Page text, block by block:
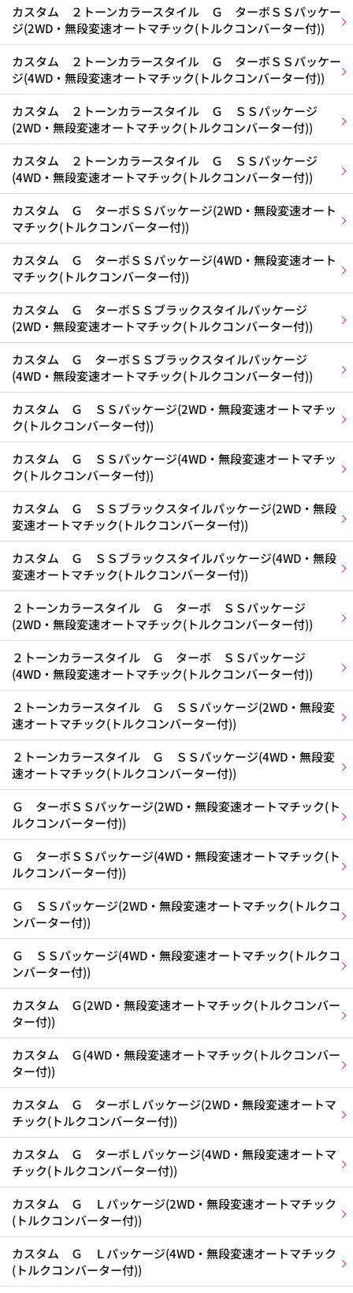
カスタム ２トーンカラースタイル Ｇ ターボＳＳパッケー
ジ(2WD・無段変速オートマチック(トルクコンバーター付))
カスタム ２トーンカラースタイル Ｇ ターボＳＳパッケー
ジ(4WD・無段変速オートマチック(トルクコンバーター付))
カスタム ２トーンカラースタイル Ｇ ＳＳパッケージ
(2WD・無段変速オートマチック(トルクコンバーター付))
カスタム ２トーンカラースタイル Ｇ ＳＳパッケージ
(4WD・無段変速オートマチック(トルクコンバーター付))
カスタム Ｇ ターボＳＳパッケージ(2WD・無段変速オート
マチック(トルクコンバーター付))
カスタム Ｇ ターボＳＳパッケージ(4WD・無段変速オート
マチック(トルクコンバーター付))
カスタム Ｇ ターボＳＳブラックスタイルパッケージ
(2WD・無段変速オートマチック(トルクコンバーター付))
カスタム Ｇ ターボＳＳブラックスタイルパッケージ
(4WD・無段変速オートマチック(トルクコンバーター付))
カスタム Ｇ ＳＳパッケージ(2WD・無段変速オートマチッ
ク(トルクコンバーター付))
カスタム Ｇ ＳＳパッケージ(4WD・無段変速オートマチッ
ク(トルクコンバーター付))
カスタム Ｇ ＳＳブラックスタイルパッケージ(2WD・無段
変速オートマチック(トルクコンバーター付))
カスタム Ｇ ＳＳブラックスタイルパッケージ(4WD・無段
変速オートマチック(トルクコンバーター付))
２トーンカラースタイル Ｇ ターボ ＳＳパッケージ
(2WD・無段変速オートマチック(トルクコンバーター付))
２トーンカラースタイル Ｇ ターボ ＳＳパッケージ
(4WD・無段変速オートマチック(トルクコンバーター付))
２トーンカラースタイル Ｇ ＳＳパッケージ(2WD・無段変
速オートマチック(トルクコンバーター付))
２トーンカラースタイル Ｇ ＳＳパッケージ(4WD・無段変
速オートマチック(トルクコンバーター付))
Ｇ ターボＳＳパッケージ(2WD・無段変速オートマチック(ト
ルクコンバーター付))
Ｇ ターボＳＳパッケージ(4WD・無段変速オートマチック(ト
ルクコンバーター付))
Ｇ ＳＳパッケージ(2WD・無段変速オートマチック(トルクコ
ンバーター付))
Ｇ ＳＳパッケージ(4WD・無段変速オートマチック(トルクコ
ンバーター付))
カスタム Ｇ(2WD・無段変速オートマチック(トルクコンバー
ター付))
カスタム Ｇ(4WD・無段変速オートマチック(トルクコンバー
ター付))
カスタム Ｇ ターボＬパッケージ(2WD・無段変速オートマ
チック(トルクコンバーター付))
カスタム Ｇ ターボＬパッケージ(4WD・無段変速オートマ
チック(トルクコンバーター付))
カスタム Ｇ Ｌパッケージ(2WD・無段変速オートマチック
(トルクコンバーター付))
カスタム Ｇ Ｌパッケージ(4WD・無段変速オートマチック
(トルクコンバーター付))